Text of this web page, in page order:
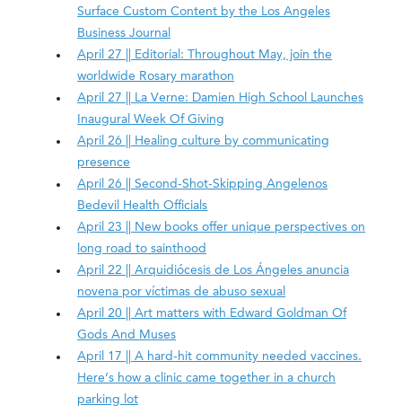
Surface Custom Content by the Los Angeles
Business Journal
April 27 || Editorial: Throughout May, join the
worldwide Rosary marathon
April 27 || La Verne: Damien High School Launches
Inaugural Week Of Giving
April 26 || Healing culture by communicating
presence
April 26 || Second-Shot-Skipping Angelenos
Bedevil Health Officials
April 23 || New books offer unique perspectives on
long road to sainthood
April 22 || Arquidiócesis de Los Ángeles anuncia
novena por víctimas de abuso sexual
April 20 || Art matters with Edward Goldman Of
Gods And Muses
April 17 || A hard-hit community needed vaccines.
Here’s how a clinic came together in a church
parking lot